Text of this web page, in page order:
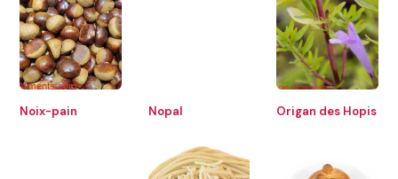
Noix-pain Nopal Origan des Hopis